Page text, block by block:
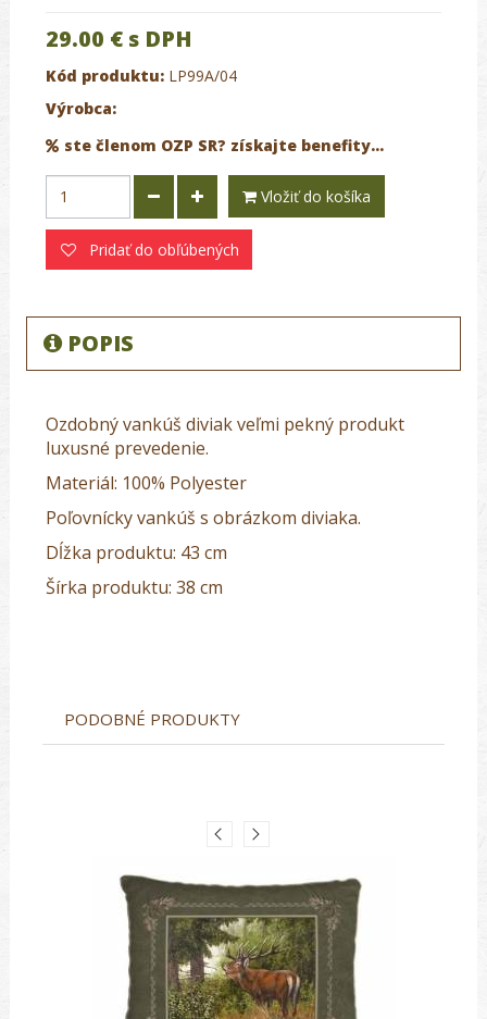
29.00 € s DPH
Kód produktu: LP99A/04
Výrobca:
ste členom OZP SR? získajte benefity...
Vložiť do košíka
Pridať do obľúbených
POPIS
Ozdobný vankúš diviak veľmi pekný produkt
luxusné prevedenie.
Materiál: 100% Polyester
Poľovnícky vankúš s obrázkom diviaka.
Dĺžka produktu: 43 cm
Šírka produktu: 38 cm
PODOBNÉ PRODUKTY